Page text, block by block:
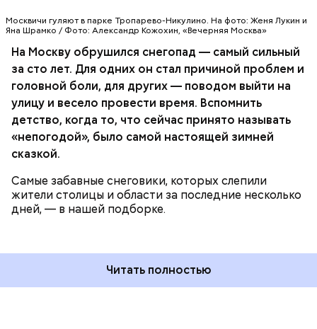
Москвичи гуляют в парке Тропарево-Никулино. На фото: Женя Лукин и
Яна Шрамко / Фото: Александр Кожохин, «Вечерняя Москва»
На Москву обрушился снегопад — самый сильный
за сто лет. Для одних он стал причиной проблем и
головной боли, для других — поводом выйти на
улицу и весело провести время. Вспомнить
детство, когда то, что сейчас принято называть
«непогодой», было самой настоящей зимней
сказкой.
Самые забавные снеговики, которых слепили
жители столицы и области за последние несколько
дней, — в нашей подборке.
Публикация отАлександра(@alexmishyrina)
Фев 4, 2018 at 6:29 PST
Читать полностью
За прошедшие сутки на МЖД курсировали 133
единицы спецтехники, которые очистили от снега
114 тысяч кубометров снега. На уборке снега было
задействовано 2714 железнодорожников.